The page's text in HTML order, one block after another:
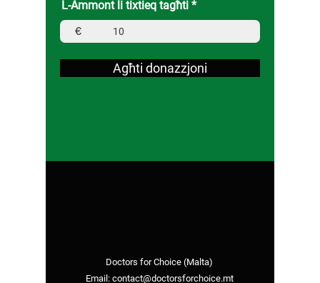
L-Ammont li tixtieq tagħti
€
Agħti donazzjoni
Doctors for Choice (Malta)
Email: contact@doctorsforchoice.mt